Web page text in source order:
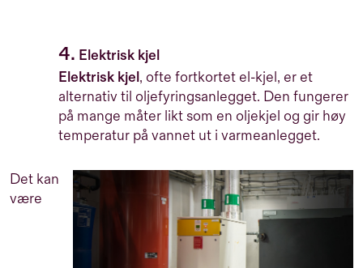
4. Elektrisk kjel
Elektrisk kjel, ofte fortkortet el-kjel, er et
alternativ til oljefyringsanlegget. Den fungerer
på mange måter likt som en oljekjel og gir høy
temperatur på vannet ut i varmeanlegget.
Det kan
være